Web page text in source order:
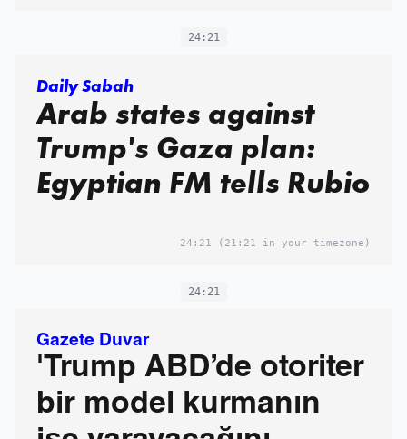
24:21
Daily Sabah
Arab states against
Trump's Gaza plan:
Egyptian FM tells Rubio
24:21 (21:21 in your timezone)
24:21
Gazete Duvar
'Trump ABD’de otoriter
bir model kurmanın